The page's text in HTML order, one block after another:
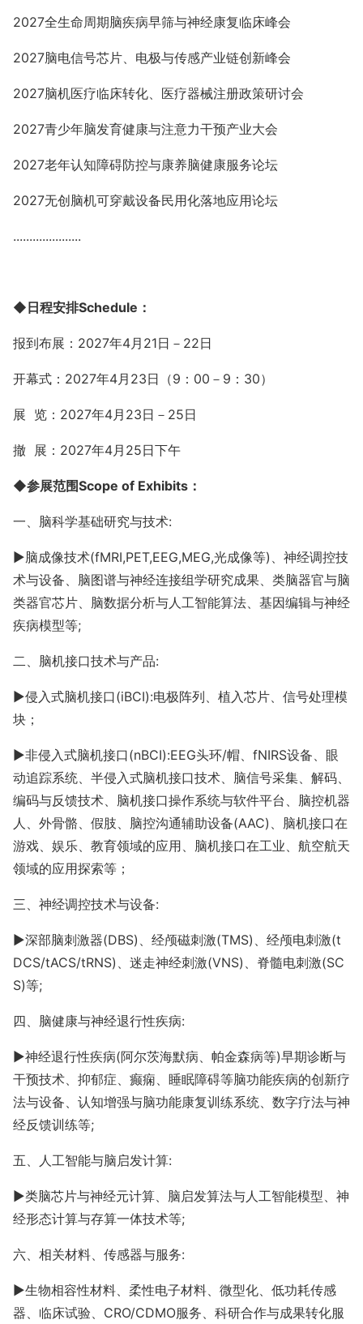
2027全生命周期脑疾病早筛与神经康复临床峰会
2027脑电信号芯片、电极与传感产业链创新峰会
2027脑机医疗临床转化、医疗器械注册政策研讨会
2027青少年脑发育健康与注意力干预产业大会
2027老年认知障碍防控与康养脑健康服务论坛
2027无创脑机可穿戴设备民用化落地应用论坛
.....................
◆ 日程安排Schedule ：
报到布展： 2027年4月 21日－ 22日
开幕式： 2027年4月23日（9：00－9：30）
展 览： 2027年4月23日－25日
撤 展： 2027年4月 25日下午
◆参展范围Scope of Exhibits：
一、脑科学基础研究与技术:
►脑成像技术(fMRI,PET,EEG,MEG,光成像等)、神经调控技
术与设备、脑图谱与神经连接组学研究成果、类脑器官与脑
类器官芯片、脑数据分析与人工智能算法、基因编辑与神经
疾病模型等;
二、脑机接口技术与产品:
►侵入式脑机接口(iBCI):电极阵列、植入芯片、信号处理模
块；
►非侵入式脑机接口(nBCI):EEG头环/帽、fNIRS设备、眼
动追踪系统、半侵入式脑机接口技术、脑信号采集、解码、
编码与反馈技术、脑机接口操作系统与软件平台、脑控机器
人、外骨骼、假肢、脑控沟通辅助设备(AAC)、脑机接口在
游戏、娱乐、教育领域的应用、脑机接口在工业、航空航天
领域的应用探索等；
三、神经调控技术与设备:
►深部脑刺激器(DBS)、经颅磁刺激(TMS)、经颅电刺激(t
DCS/tACS/tRNS)、迷走神经刺激(VNS)、脊髓电刺激(SC
S)等;
四、脑健康与神经退行性疾病:
►神经退行性疾病(阿尔茨海默病、帕金森病等)早期诊断与
干预技术、抑郁症、癫痫、睡眠障碍等脑功能疾病的创新疗
法与设备、认知增强与脑功能康复训练系统、数字疗法与神
经反馈训练等;
五、人工智能与脑启发计算:
►类脑芯片与神经元计算、脑启发算法与人工智能模型、神
经形态计算与存算一体技术等;
六、相关材料、传感器与服务:
►生物相容性材料、柔性电子材料、微型化、低功耗传感
器、临床试验、 CRO/CDMO服务、科研合作与成果转化服